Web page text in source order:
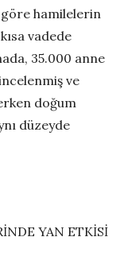
göre hamilelerin
vadede
35.000 anne
ve
doğum
düzeyde
YAN ETKİSİ